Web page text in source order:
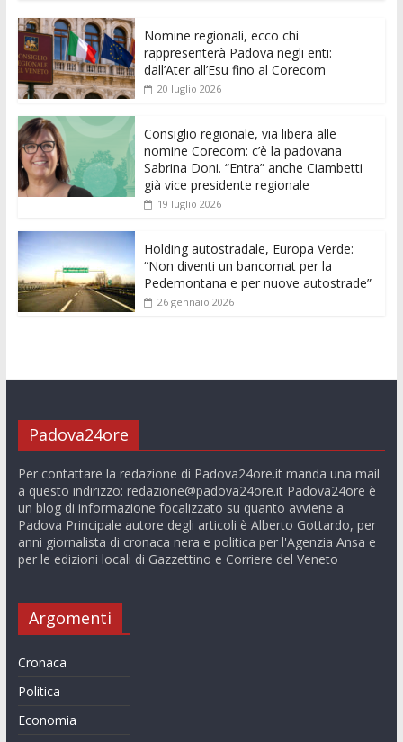
e
b
o
o
k
itt
er l s
A
p
p
ss
e
n
er
di
t
k
e
dI
di
vi
Nomine regionali, ecco chi
rappresenterà Padova negli enti:
dall’Ater all’Esu fino al Corecom
20 luglio 2026
Consiglio regionale, via libera alle
nomine Corecom: c’è la padovana
Sabrina Doni. “Entra” anche Ciambetti
già vice presidente regionale
19 luglio 2026
Holding autostradale, Europa Verde:
“Non diventi un bancomat per la
Pedemontana e per nuove autostrade”
26 gennaio 2026
Padova24ore
Per contattare la redazione di Padova24ore.it manda una mail
a questo indirizzo: redazione@padova24ore.itPadova24ore è
un blog di informazione focalizzato su quanto avviene a
Padova Principale autore degli articoli è Alberto Gottardo, per
anni giornalista di cronaca nera e politica per l'Agenzia Ansa e
per le edizioni locali di Gazzettino e Corriere del Veneto
Argomenti
Cronaca
Politica
Economia